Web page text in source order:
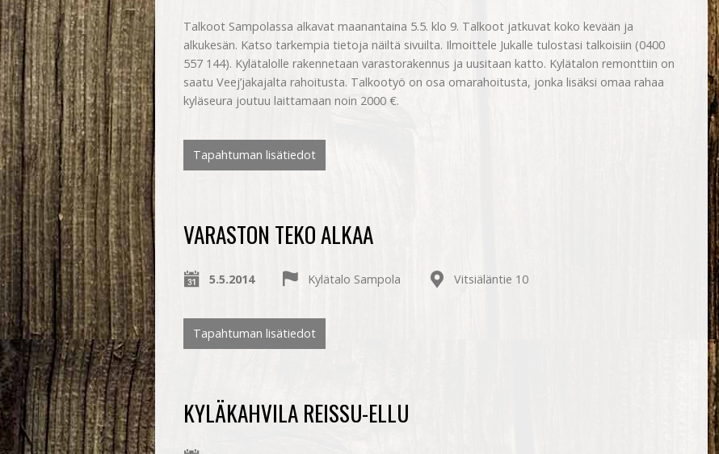
Talkoot Sampolassa alkavat maanantaina 5.5. klo 9. Talkoot jatkuvat koko kevään ja
alkukesän. Katso tarkempia tietoja näiltä sivuilta. Ilmoittele Jukalle tulostasi talkoisiin (0400
557 144). Kylätalolle rakennetaan varastorakennus ja uusitaan katto. Kylätalon remonttiin on
saatu Veej’jakajalta rahoitusta. Talkootyö on osa omarahoitusta, jonka lisäksi omaa rahaa
kyläseura joutuu laittamaan noin 2000 €.
Tapahtuman lisätiedot
VARASTON TEKO ALKAA
5.5.2014 Kylätalo Sampola Vitsiäläntie 10
Tapahtuman lisätiedot
KYLÄKAHVILA REISSU-ELLU